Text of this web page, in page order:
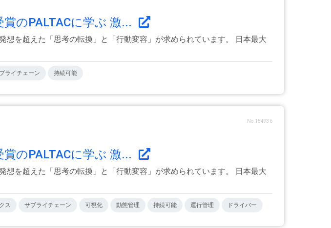
のPALTACに学ぶ 激...
を超えた「思考の転換」と「行動変容」が求められています。 日本最大
ライチェーン 持続可能
No.154936
のPALTACに学ぶ 激...
を超えた「思考の転換」と「行動変容」が求められています。 日本最大
ス サプライチェーン 可視化 動態管理 持続可能 運行管理 ドライバー